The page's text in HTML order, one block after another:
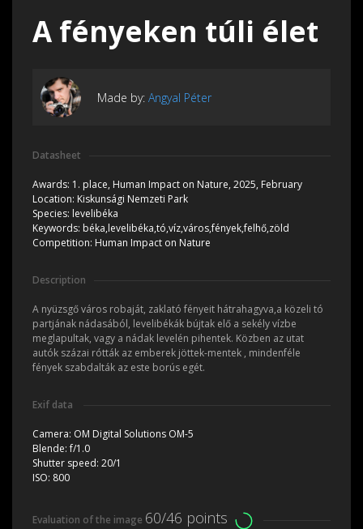
A fényeken túli élet
Made by: Angyal Péter
Datasheet
Awards: 1. place, Human Impact on Nature, 2025, February
Location: Kiskunsági Nemzeti Park
Species: levelibéka
Keywords: béka,levelibéka,tó,víz,város,fények,felhő,zöld
Competition: Human Impact on Nature
Description
A nyüzsgő város robaját, zaklató fényeit hátrahagyva,a közeli tó
partjának nádasából, levelibékák bújtak elő a sekély vízbe
meglapultak, vagy a nádak levelén pihentek. Közben az utat
autók százai rótták az emberek jöttek-mentek , mindenféle
fények szabdalták az este borús egét.
Exif data
Camera: OM Digital Solutions OM-5
Blende:f/1.0
Shutter speed: 20/1
ISO: 800
Evaluation of the image 60/46 points